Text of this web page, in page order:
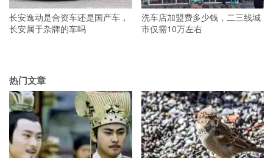
长安逸动是合资车还是国产车，
长安属于杂牌的车吗
洗车店加盟费多少钱，二三线城
市仅需10万左右
热门文章